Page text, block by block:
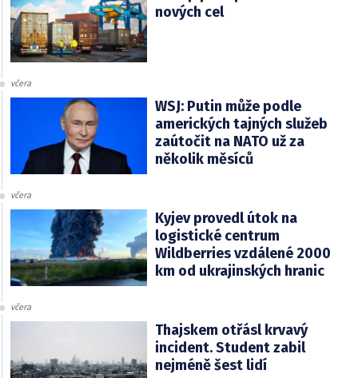
nových cel
včera
WSJ: Putin může podle
amerických tajných služeb
zaútočit na NATO už za
několik měsíců
včera
Kyjev provedl útok na
logistické centrum
Wildberries vzdálené 2000
km od ukrajinských hranic
včera
Thajskem otřásl krvavý
incident. Student zabil
nejméně šest lidí